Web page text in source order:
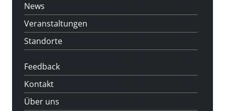
News
Veranstaltungen
Standorte
Feedback
Kontakt
Über uns